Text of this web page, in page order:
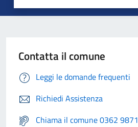
Contatta il comune
Leggi le domande frequenti
Richiedi Assistenza
Chiama il comune 0362 9871